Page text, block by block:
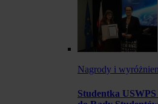
Nagrody i
Studentka